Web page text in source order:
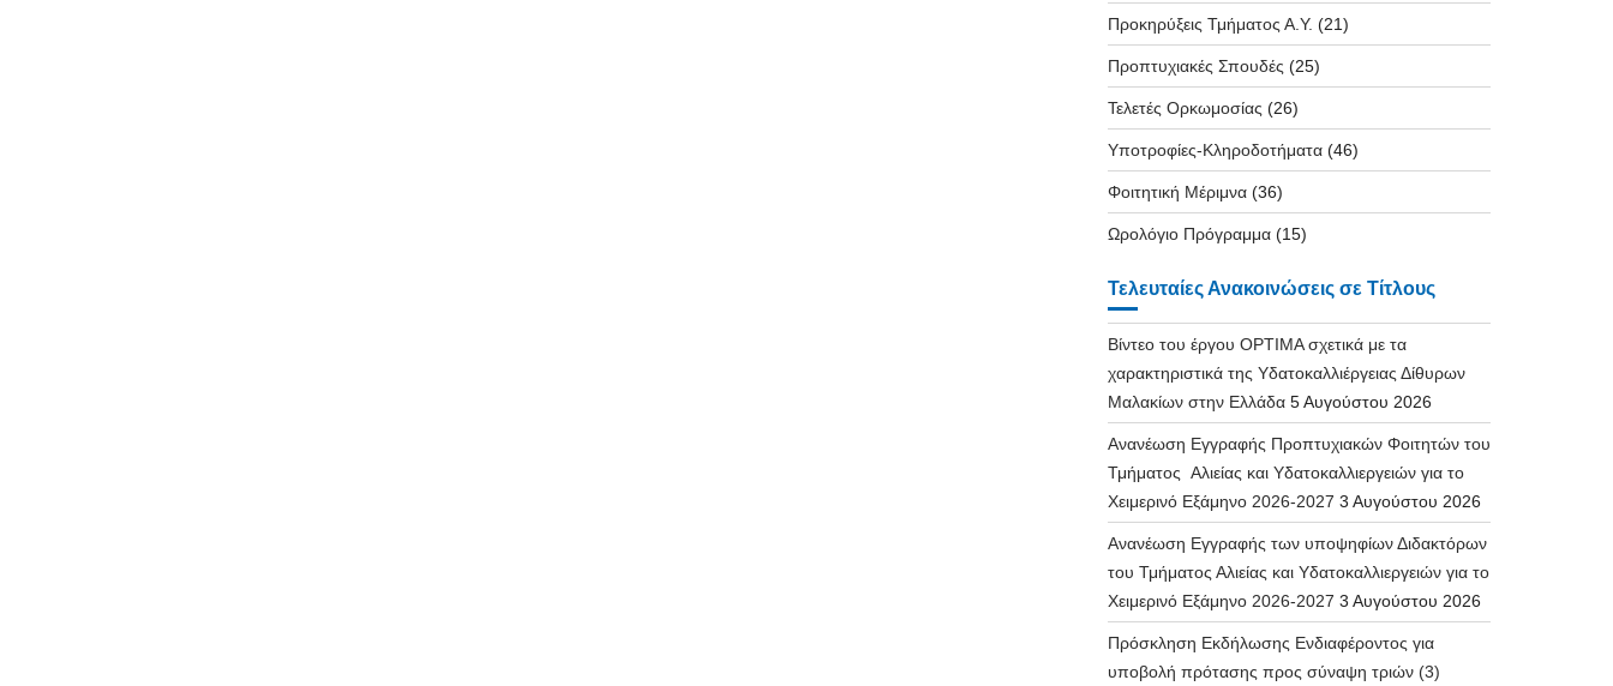
Προκηρύξεις Τμήματος Α.Υ. (21)
Προπτυχιακές Σπουδές (25)
Τελετές Ορκωμοσίας (26)
Υποτροφίες-Κληροδοτήματα(46)
Φοιτητική Μέριμνα(36)
Ωρολόγιο Πρόγραμμα(15)
Τελευταίες Ανακοινώσεις σε Τίτλους
Βίντεο του έργου OPTIMA σχετικά με τα
χαρακτηριστικά της Υδατοκαλλιέργειας Δίθυρων
Μαλακίων στην Ελλάδα 5 Αυγούστου 2026
Ανανέωση Εγγραφής Προπτυχιακών Φοιτητών του
Τμήματος Αλιείας και Υδατοκαλλιεργειών για το
Χειμερινό Εξάμηνο 2026-2027 3 Αυγούστου 2026
Ανανέωση Εγγραφής των υποψηφίων Διδακτόρων
του Τμήματος Αλιείας και Υδατοκαλλιεργειών για το
Χειμερινό Εξάμηνο 2026-2027 3 Αυγούστου 2026
Πρόσκληση Εκδήλωσης Ενδιαφέροντος για
υποβολή πρότασης προς σύναψη τριών (3)